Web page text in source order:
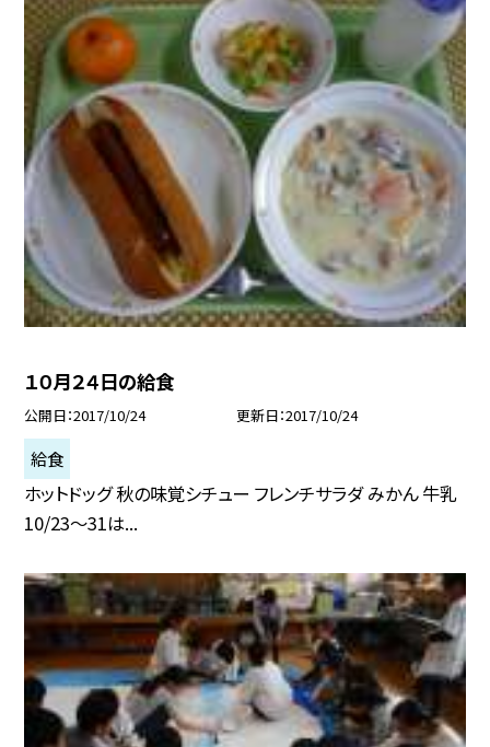
１０月２４日の給食
公開日 2017/10/24 更新日 2017/10/24
給食
ホットドッグ 秋の味覚シチュー フレンチサラダ みかん 牛乳
10/23〜31は...